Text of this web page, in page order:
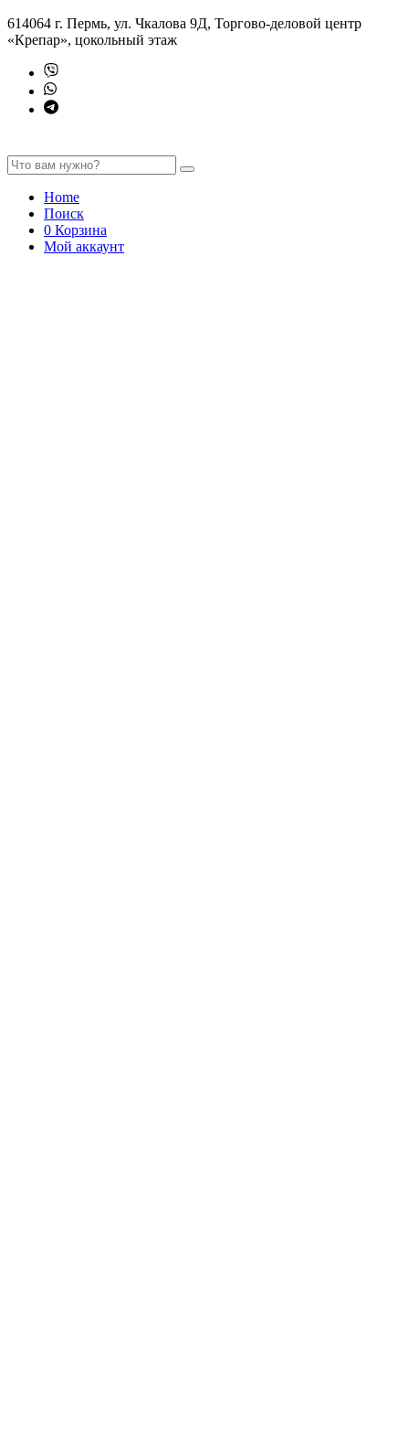
614064 г. Пермь, ул. Чкалова 9Д, Торгово-деловой центр
«Крепар», цокольный этаж
Home
Поиск
0 Корзина
Мой аккаунт